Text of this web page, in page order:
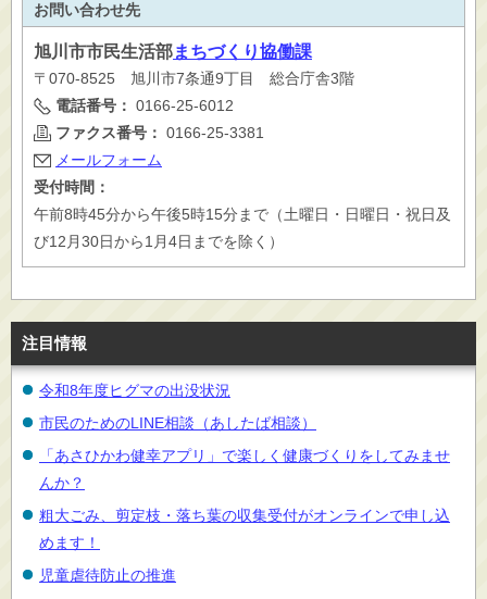
お問い合わせ先
旭川市市民生活部まちづくり協働課
〒070-8525 旭川市7条通9丁目 総合庁舎3階
電話番号： 0166-25-6012
ファクス番号： 0166-25-3381
メールフォーム
受付時間：
午前8時45分から午後5時15分まで（土曜日・日曜日・祝日及
び12月30日から1月4日までを除く）
注目情報
令和8年度ヒグマの出没状況
市民のためのLINE相談（あしたば相談）
「あさひかわ健幸アプリ」で楽しく健康づくりをしてみませ
んか？
粗大ごみ、剪定枝・落ち葉の収集受付がオンラインで申し込
めます！
児童虐待防止の推進